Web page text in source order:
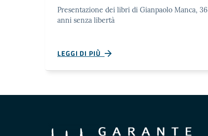
Presentazione dei libri di Gianpaolo Manca, 36
anni senza libertà
LEGGI DI PIÙ